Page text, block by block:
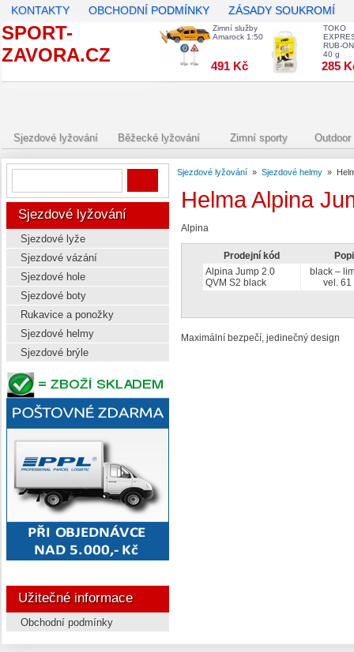
KONTAKTY OBCHODNÍ PODMÍNKY ZÁSADY SOUKROMÍ
SPORT-
ZAVORA.CZ
Zimní služby
Amarock 1:50
491 Kč
TOKO
RUB-
40 g
285
Sjezdové lyžování Běžecké lyžování Zimní sporty
Sjezdové lyžování
Sjezdové lyže
Sjezdové vázání
Sjezdové hole
Sjezdové boty
Rukavice a ponožky
Sjezdové helmy
Sjezdové brýle
Užitečné informace
Obchodní podmínky
Sjezdové lyžování » Sjezdové helmy »
Helma Alpina
Alpina
Prodejní kód
Alpina Jump 2.0
QVM S2 black
black –
vel. 61
Maximální bezpečí, jedinečný design